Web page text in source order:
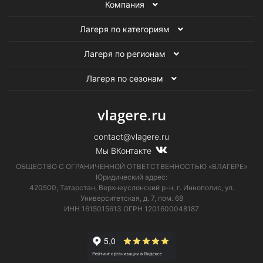
Компания
Лагеря по категориям
Лагеря по регионам
Лагеря по сезонам
vlagere.ru
contact@vlagere.ru
Мы ВКонтакте
ОБЩЕСТВО С ОГРАНИЧЕННОЙ ОТВЕТСТВЕННОСТЬЮ «ВЛАГЕРЕ»
Юридический адрес:
420500, Татарстан, Верхнеуслонский р-н, г. Иннополис, ул.
Университетская, д. 7, пом. 68
ИНН 1615015613 ОГРН 1201600048187